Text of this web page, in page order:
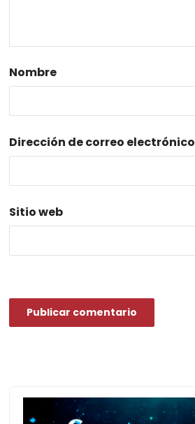
Nombre
Dirección de correo electrónico
Sitio web